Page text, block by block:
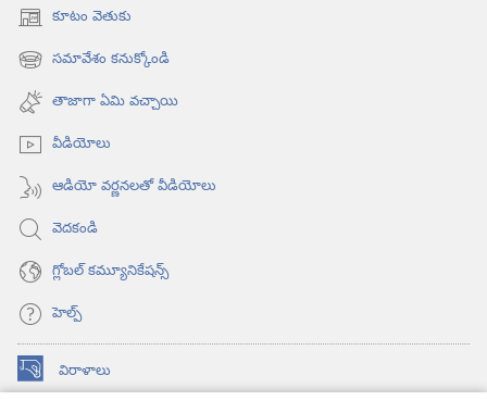
కూటం వెతుకు
(కొత్త
విండో
ఓపెన్‌
అవుతుంది)
సమావేశం కనుక్కోండి
(కొత్త
విండో
ఓపెన్‌
అవుతుంది)
తాజాగా ఏమి వచ్చాయి
వీడియోలు
ఆడియో వర్ణనలతో వీడియోలు
వెదకండి
గ్లోబల్‌ కమ్యూనికేషన్స్‌
హెల్ప్‌
విరాళాలు
(కొత్త